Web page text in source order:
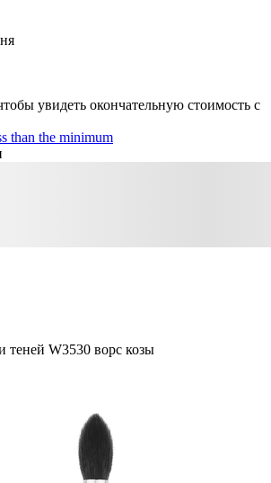
увидеть окончательную стоимость с
than the minimum
теней W3530 ворс козы